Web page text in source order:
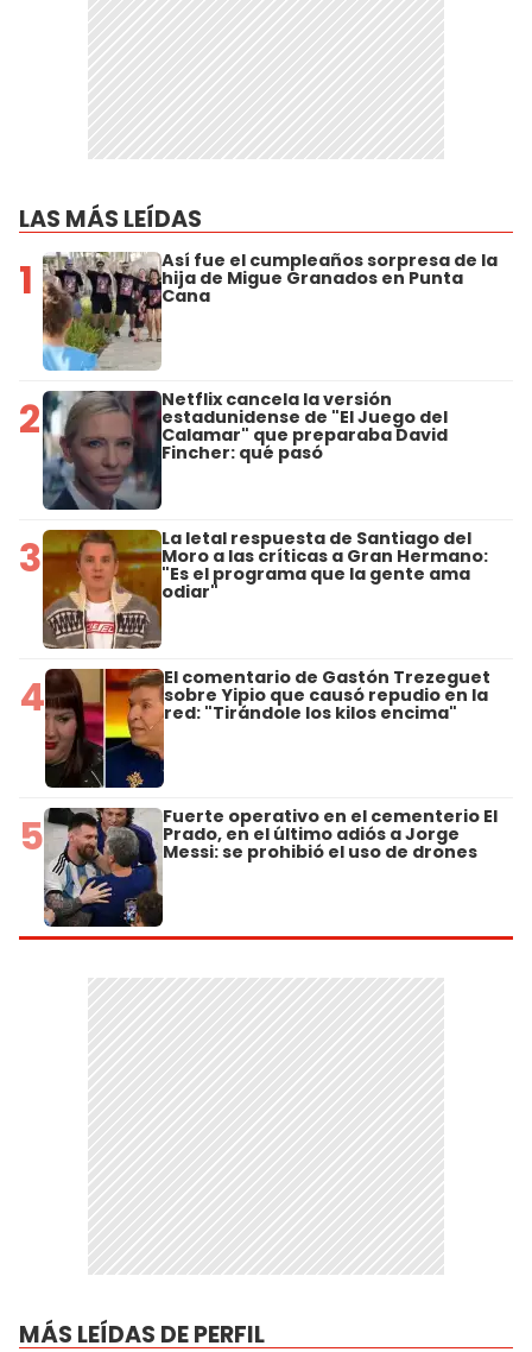
LAS MÁS LEÍDAS
1 Así fue el cumpleaños sorpresa de la
hija de Migue Granados en Punta
Cana
2 Netflix cancela la versión
estadunidense de "El Juego del
Calamar" que preparaba David
Fincher: qué pasó
3 La letal respuesta de Santiago del
Moro a las críticas a Gran Hermano:
"Es el programa que la gente ama
odiar"
4 El comentario de Gastón Trezeguet
sobre Yipio que causó repudio en la
red: "Tirándole los kilos encima"
5 Fuerte operativo en el cementerio El
Prado, en el último adiós a Jorge
Messi: se prohibió el uso de drones
MÁS LEÍDAS DE PERFIL